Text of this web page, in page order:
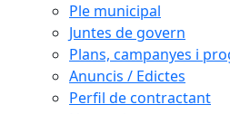
Ple municipal
Juntes de govern
Plans, campanyes i
Anuncis / Edictes
Perfil de contractant